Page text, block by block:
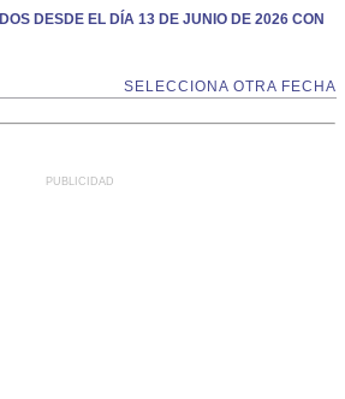
DESDE EL DÍA 13 DE JUNIO DE 2026 CON
SELECCIONA OTRA FECHA
PUBLICIDAD